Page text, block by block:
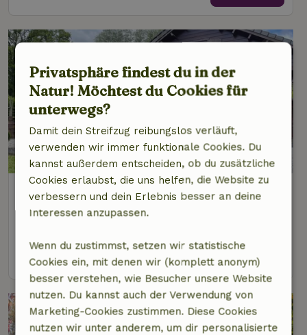
Naturhäuschen in Erezée
4 km Abstand vom Zentrum von Hotton
8,3/10
Ansehen
Privatsphäre findest du in der
Natur! Möchtest du Cookies für
unterwegs?
Damit dein Streifzug reibungslos verläuft,
verwenden wir immer funktionale Cookies. Du
kannst außerdem entscheiden, ob du zusätzliche
Cookies erlaubst, die uns helfen, die Website zu
verbessern und dein Erlebnis besser an deine
Interessen anzupassen.
Wenn du zustimmst, setzen wir statistische
Cookies ein, mit denen wir (komplett anonym)
besser verstehen, wie Besucher unsere Website
nutzen. Du kannst auch der Verwendung von
Marketing-Cookies zustimmen. Diese Cookies
nutzen wir unter anderem, um dir personalisierte